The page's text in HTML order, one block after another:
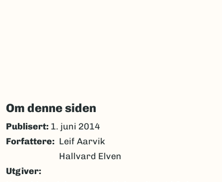
Om denne siden
Publisert: 1. juni 2014
Forfattere
Leif Aarvik
Hallvard Elven
Utgiver